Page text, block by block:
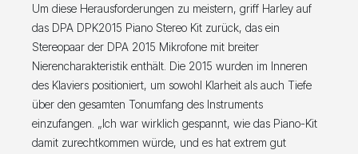
Um diese Herausforderungen zu meistern, griff Harley auf
das DPA DPK2015 Piano Stereo Kit zurück, das ein
Stereopaar der DPA 2015 Mikrofone mit breiter
Nierencharakteristik enthält. Die 2015 wurden im Inneren
des Klaviers positioniert, um sowohl Klarheit als auch Tiefe
über den gesamten Tonumfang des Instruments
einzufangen. „Ich war wirklich gespannt, wie das Piano-Kit
damit zurechtkommen würde, und es hat extrem gut